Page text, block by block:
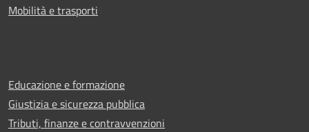
Mobilità e trasporti
Educazione e formazione
Giustizia e sicurezza pubblica
Tributi, finanze e contravvenzioni